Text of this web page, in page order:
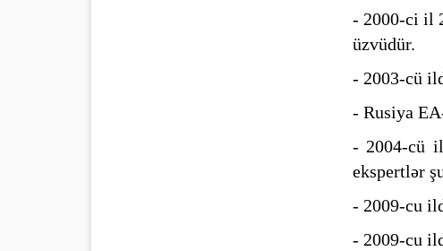
- 2000-ci il
üzvüdür.
- 2003-cü
- Rusiya
- 2004-cü
ekspertlər
- 2009-cu
- 2009-cu